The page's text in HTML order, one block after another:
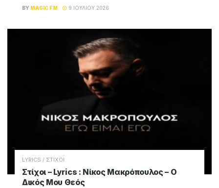
BY MAGIC FM 9 ΙΟΥΛΊΟΥ 2026
LYRICS / ΣΤΙΧΟΙ
Στίχοι – Lyrics : Νίκος Μακρόπουλος – Ο
Δικός Μου Θεός